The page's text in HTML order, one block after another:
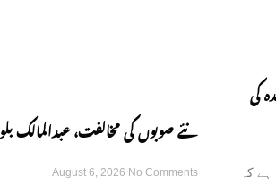
کی
ہوئی:
کہ
نئے صوبوں کی مخالفت، عبدالمالک
اٹھارہویں ترمیم پر دوٹوک مؤقف
August 6, 2026 No Comments